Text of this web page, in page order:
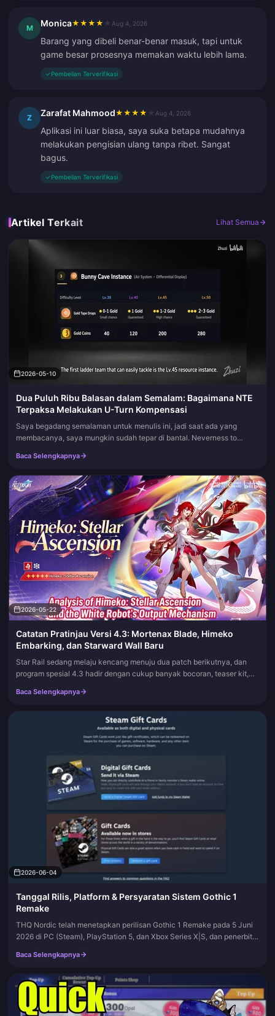
M Monica★ ★ ★ ★ Aug 4, 2026
Barang yang dibeli benar-benar masuk, tapi untuk
game besar prosesnya memakan waktu lebih lama.
✓Pembelian Terverifikasi
Z Zarafat Mahmood★ ★ ★ ★ Aug 4, 2026
Aplikasi ini luar biasa, saya suka betapa mudahnya
melakukan pengisian ulang tanpa ribet. Sangat
bagus.
✓Pembelian Terverifikasi
Artikel Terkait Lihat Semua
2026-05-10
Dua Puluh Ribu Balasan dalam Semalam: Bagaimana NTE
Terpaksa Melakukan U-Turn Kompensasi
Saya begadang semalaman untuk menulis ini, jadi saat ada yang
membacanya, saya mungkin sudah tepar di bantal. Neverness to
peluncurannya ming...
Baca Selengkapnya
2026-05-22
Catatan Pratinjau Versi 4.3: Mortenax Blade, Himeko
Embarking, dan Starward Wall Baru
Star Rail sedang melaju kencang menuju dua patch berikutnya, dan
program spesial 4.3 hadir dengan cukup banyak bocoran, teaser kit,
Baca Selengkapnya
2026-06-04
Tanggal Rilis, Platform & Persyaratan Sistem Gothic 1
Remake
THQ Nordic telah menetapkan perilisan Gothic 1 Remake pada 5 Juni
2026 di PC (Steam), PlayStation 5, dan Xbox Series X|S, dan penerbit
Baca Selengkapnya